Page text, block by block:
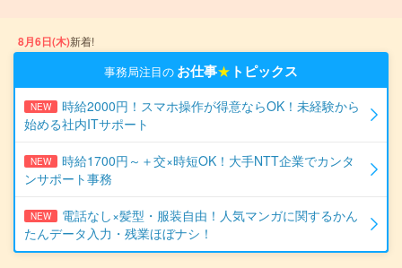
8月6日(木)新着!
事務局注目の お仕事★ トピックス
NEW
時給2000円！スマホ操作が得意ならOK！未経験から
始める社内ITサポート
NEW
時給1700円～＋交×時短OK！大手NTT企業でカンタ
ンサポート事務
NEW
電話なし×髪型・服装自由！人気マンガに関するかん
たんデータ入力・残業ほぼナシ！